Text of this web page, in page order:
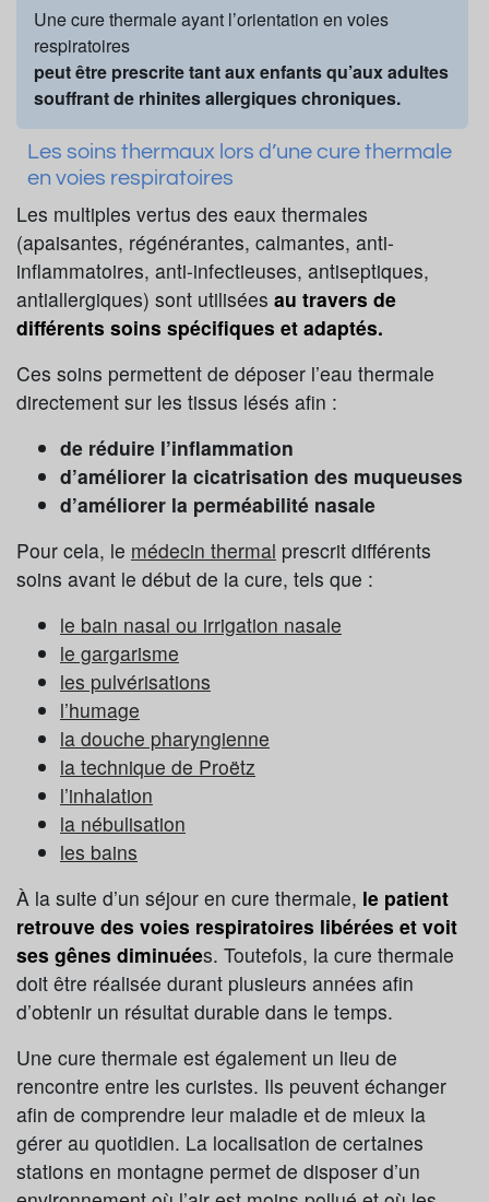
Une cure thermale ayant l’orientation en voies
respiratoires
peut être prescrite tant aux enfants qu’aux adultes
souffrant de rhinites allergiques chroniques.
Les soins thermaux lors d’une cure thermale
en voies respiratoires
Les multiples vertus des eaux thermales
(apaisantes, régénérantes, calmantes, anti-
inflammatoires, anti-infectieuses, antiseptiques,
antiallergiques) sont utilisées au travers de
différents soins spécifiques et adaptés.
Ces soins permettent de déposer l’eau thermale
directement sur les tissus lésés afin :
de réduire l’inflammation
d’améliorer la cicatrisation des muqueuses
d’améliorer la perméabilité nasale
Pour cela, le médecin thermal prescrit différents
soins avant le début de la cure, tels que :
le bain nasal ou irrigation nasale
le gargarisme
les pulvérisations
l’humage
la douche pharyngienne
la technique de Proëtz
l’inhalation
la nébulisation
les bains
À la suite d’un séjour en cure thermale, le patient
retrouve des voies respiratoires libérées et voit
ses gênes diminuées. Toutefois, la cure thermale
doit être réalisée durant plusieurs années afin
d’obtenir un résultat durable dans le temps.
Une cure thermale est également un lieu de
rencontre entre les curistes. Ils peuvent échanger
afin de comprendre leur maladie et de mieux la
gérer au quotidien. La localisation de certaines
stations en montagne permet de disposer d’un